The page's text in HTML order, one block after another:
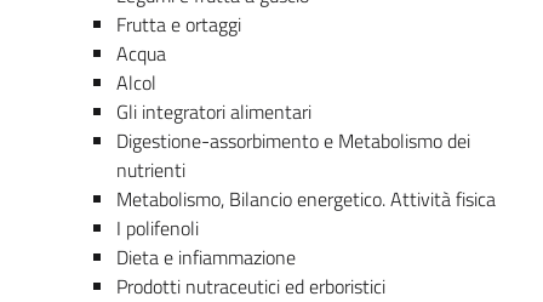
Frutta e ortaggi
Acqua
Alcol
Gli integratori alimentari
Digestione-assorbimento e Metabolismo dei
nutrienti
Metabolismo, Bilancio energetico. Attività fisica
I polifenoli
Dieta e infiammazione
Prodotti nutraceutici ed erboristici